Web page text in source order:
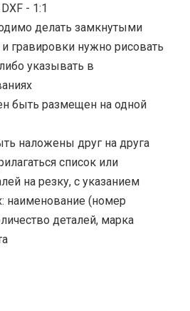
- 1:1
делать замкнутыми
гравировки нужно рисовать
указывать в
быть размещен на одной
наложены друг на друга
список или
на резку, с указанием
наименование (номер
деталей, марка